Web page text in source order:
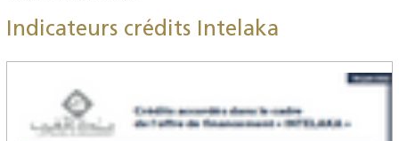
Indicateurs crédits Intelaka